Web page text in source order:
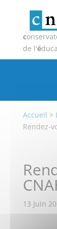
c
de l'é
Accueil >
Rendez-
13 Juin